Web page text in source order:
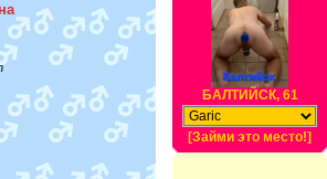
БАЛТИЙСК, 61
[Займи это место!]